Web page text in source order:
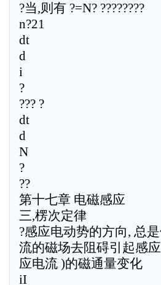
?当,则有 ?=N? ????????
n?21
dt
d
i
?
??? ?
dt
d
N
?
??
第十七章 电磁感应
三,楞次定律
?感应电动势的方向, 总
流的磁场去阻碍引起感
应电流 )的磁通量变化
iI